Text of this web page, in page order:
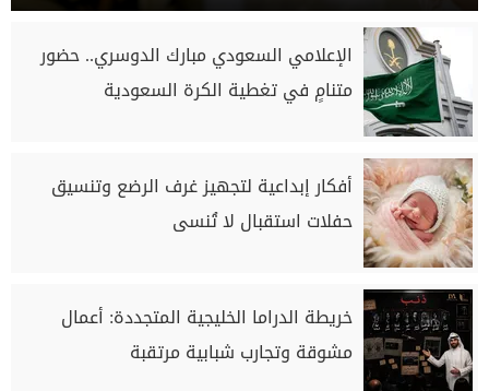
الإعلامي السعودي مبارك الدوسري.. حضور
متنامٍ في تغطية الكرة السعودية
أفكار إبداعية لتجهيز غرف الرضع وتنسيق
حفلات استقبال لا تُنسى
خريطة الدراما الخليجية المتجددة: أعمال
مشوقة وتجارب شبابية مرتقبة